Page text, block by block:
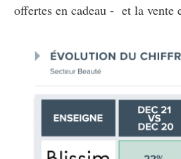
offertes en cadeau - et la vente